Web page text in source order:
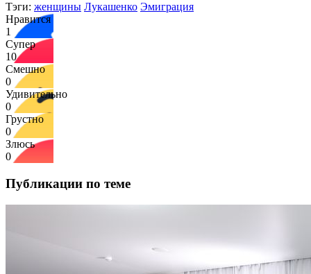
Тэги: женщины Лукашенко Эмиграция
Нравится
1
Супер
10
Смешно
0
Удивительно
0
Грустно
0
Злюсь
0
Публикации по теме